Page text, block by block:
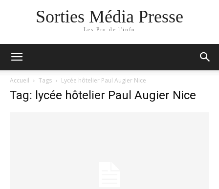
Sorties Média Presse
Les Pro de l'info
Accueil Tags Lycée hôtelier Paul Augier Nice
Tag: lycée hôtelier Paul Augier Nice